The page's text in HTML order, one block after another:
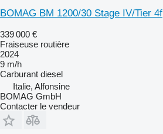
BOMAG BM 1200/30 Stage IV/Tier 4f
339 000 €
Fraiseuse routière
2024
9 m/h
Carburant diesel
Italie, Alfonsine
BOMAG GmbH
Contacter le vendeur